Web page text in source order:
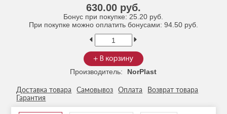
630.00 руб.
Бонус при покупке: 25.20 руб.
При покупке можно оплатить бонусами: 94.50 руб.
Производитель: NorPlast
Доставка товара Самовывоз Оплата
Возврат товара
Гарантия